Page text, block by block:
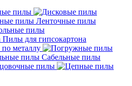
пилы
Ленточные пилы
пилы
Пилы для гипсокартона
металлу
Сабельные пилы
пилы